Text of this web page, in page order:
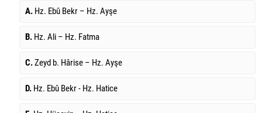
A. Hz. Ebû Bekr – Hz. Ayşe
B. Hz. Ali – Hz. Fatma
C.Zeyd b. Hârise – Hz. Ayşe
D. Hz. Ebû Bekr - Hz. Hatice